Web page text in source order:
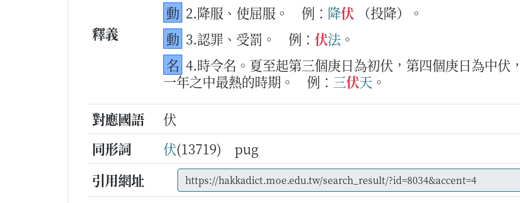
釋義
動 2.降服、使屈服。 例： 降伏
（投降）。
動 3.認罪、受罰。 例： 伏法 。
名 4.時令名。夏至起第三個庚日為初伏，第四個庚日為中伏
一年之中最熱的時期。
例： 三伏天 。
對應國語
伏
同形詞
伏(13719) pug
引用網址